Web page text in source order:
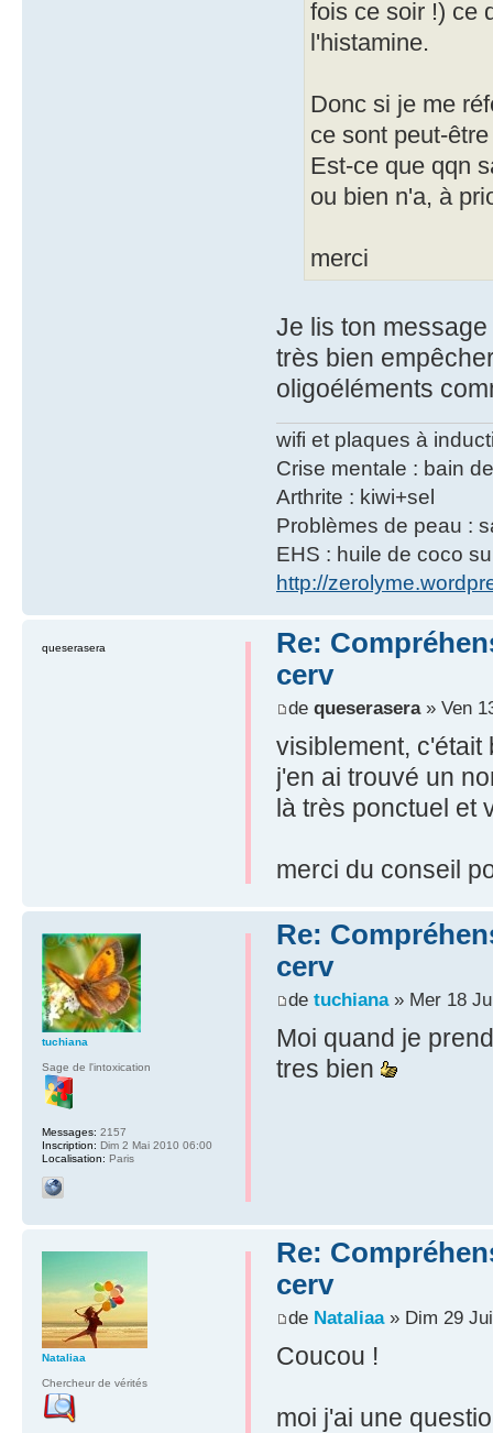
fois ce soir !) ce
l'histamine.
Donc si je me
ce sont peut-
Est-ce que qqn
ou bien n'a, à
merci
Je lis ton
très bien
oligoéléments
wifi et plaques à
Crise mentale : bain
Arthrite : kiwi+sel
Problèmes de peau :
EHS : huile de coco
http://
Re:
cerv
de queserasera» Ven
visiblement, c'était
j'en ai trouvé un
là très ponctuel et
merci du conseil
queserasera
Re:
cerv
de tuchiana» Mer 18
Moi quand je
tres bien
tuchiana
Sage de l'intoxication
Messages: 2157
Inscription: Dim 2 Mai 2010 06:00
Localisation: Paris
Re:
cerv
de Nataliaa» Dim 29
Coucou !
moi j'ai une
Nataliaa
Chercheur de vérités